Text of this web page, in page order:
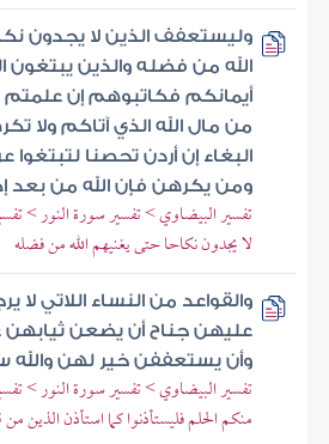
وليستعفف الذين لا يجدون
الله من فضله والذين
أيمانكم فكاتبوهم إن
من مال الله الذي آتاكم ولا
البغاء إن أردن تحصنا لتبتغوا
ومن يكرهن فإن الله من بعد
تفسير البيضاوي > تفسير سورة النور >
لا يجدون نكاحا حتى يغنيهم الله من فضله
والقواعد من النساء اللاتي
عليهن جناح أن يضعن ثيابهن
وأن يستعففن خير لهن والله
تفسير البيضاوي > تفسير سورة النور >
منكم الحلم فليستأذنوا كما استأذن الذين